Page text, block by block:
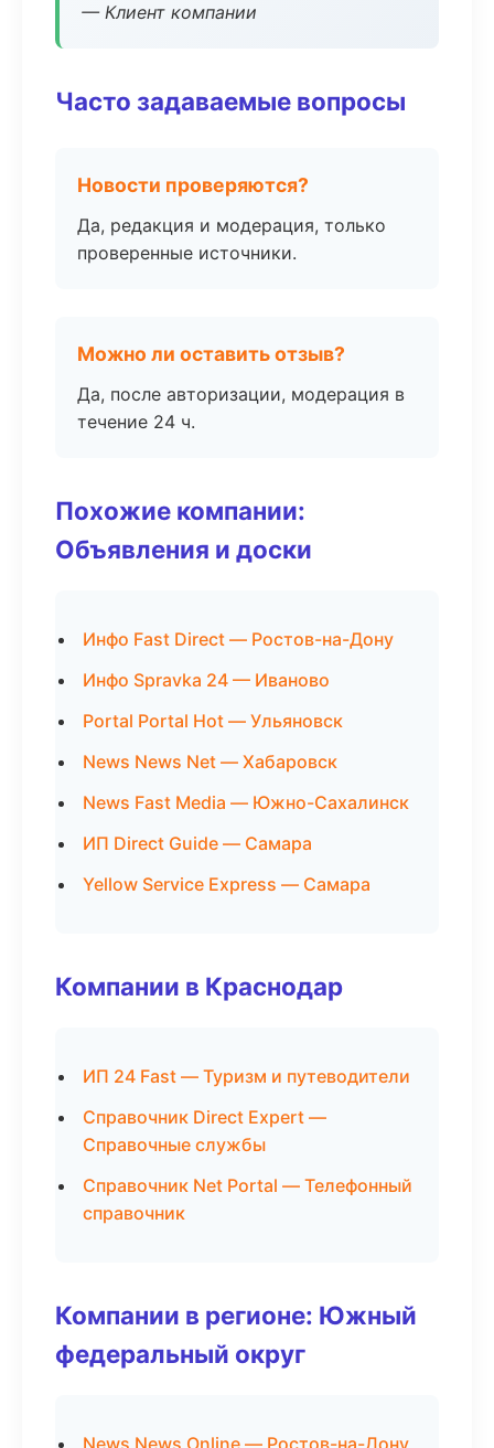
— Клиент компании
Часто задаваемые вопросы
Новости проверяются?
Да, редакция и модерация, только
проверенные источники.
Можно ли оставить отзыв?
Да, после авторизации, модерация в
течение 24 ч.
Похожие компании:
Объявления и доски
Инфо Fast Direct — Ростов-на-Дону
Инфо Spravka 24 — Иваново
Portal Portal Hot — Ульяновск
News News Net — Хабаровск
News Fast Media — Южно-Сахалинск
ИП Direct Guide — Самара
Yellow Service Express — Самара
Компании в Краснодар
ИП 24 Fast — Туризм и путеводители
Справочник Direct Expert —
Справочные службы
Справочник Net Portal — Телефонный
справочник
Компании в регионе: Южный
федеральный округ
News News Online — Ростов-на-Дону